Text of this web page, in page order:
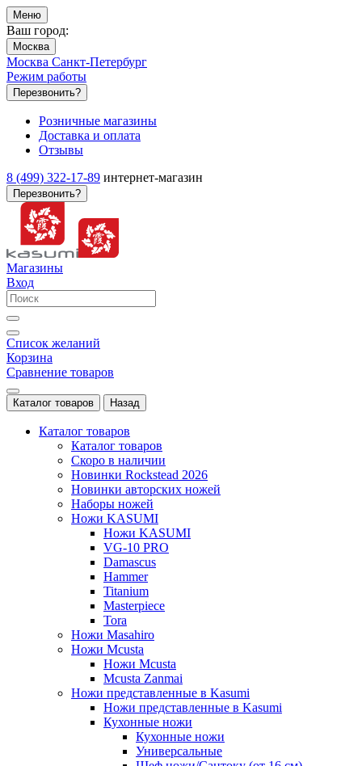
Меню
Ваш город:
Москва
Москва Санкт-Петербург
Режим работы
Перезвонить?
Розничные магазины
Доставка и оплата
Отзывы
8 (499) 322-17-89 интернет-магазин
Перезвонить?
Магазины
Вход
Список желаний
Корзина
Сравнение товаров
Каталог товаров Назад
Каталог товаров
Каталог товаров
Скоро в наличии
Новинки Rockstead 2026
Новинки авторских ножей
Наборы ножей
Ножи KASUMI
Ножи KASUMI
VG-10 PRO
Damascus
Hammer
Titanium
Masterpiece
Tora
Ножи Masahiro
Ножи Mcusta
Ножи Mcusta
Mcusta Zanmai
Ножи представленные в Kasumi
Ножи представленные в Kasumi
Кухонные ножи
Кухонные ножи
Универсальные